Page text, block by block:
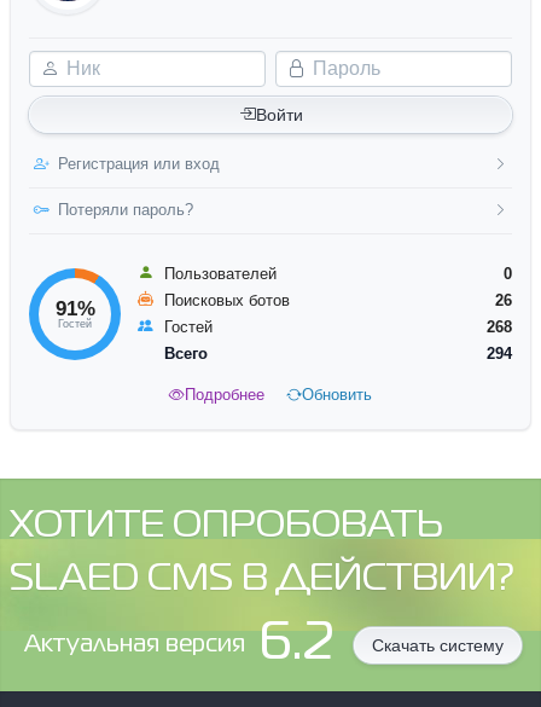
Ник Пароль
Войти
Регистрация или вход
Потеряли пароль?
91%
Гостей
Пользователей
0
Поисковых ботов
26
Гостей
268
Всего
294
Подробнее Обновить
ХОТИТЕ ОПРОБОВАТЬ
SLAED CMS В ДЕЙСТВИИ?
Aктуальная версия 6.2 Скачать систему